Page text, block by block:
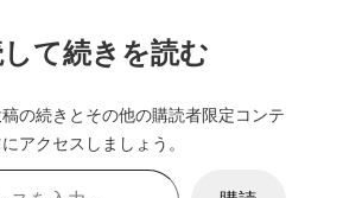
て続きを読む
の続きとその他の購読者限定コンテ
アクセスしましょう。